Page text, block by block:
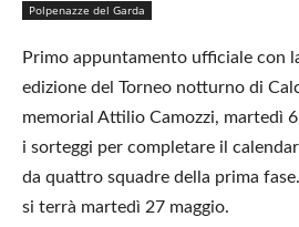
Polpenazze del Garda
Primo appuntamento ufficiale con
edizione del Torneo notturno di
memorial Attilio Camozzi, martedì
i sorteggi per completare il
da quattro squadre della prima
si terrà martedì 27 maggio.